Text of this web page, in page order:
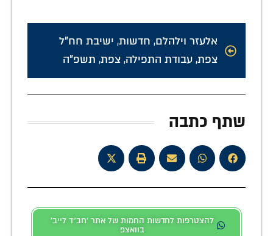
אלעזר וילהלם, חדשות, ישיבת חח"ל
צפת, עבודת התפילה, צפת, תשפ"ה
שתף כתבה
להצטרפות לחדשות החמות של אתר 'חב"ד לייב'
בוואצפ